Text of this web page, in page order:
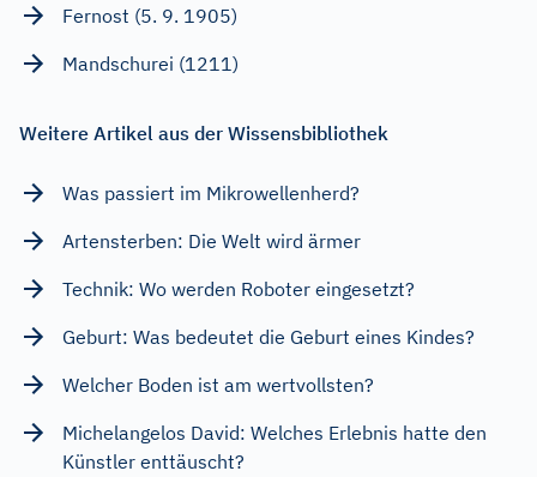
Fernost (5. 9. 1905)
Mandschurei (1211)
Weitere Artikel aus der Wissensbibliothek
Was passiert im Mikrowellenherd?
Artensterben: Die Welt wird ärmer
Technik: Wo werden Roboter eingesetzt?
Geburt: Was bedeutet die Geburt eines Kindes?
Welcher Boden ist am wertvollsten?
Michelangelos David: Welches Erlebnis hatte den
Künstler enttäuscht?